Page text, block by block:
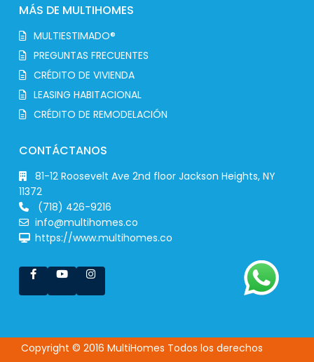
MÁS DE MULTIHOMES
MULTIESTIMADO®
PREGUNTAS FRECUENTES
CRÉDITO DE VIVIENDA
LEASING HABITACIONAL
CRÉDITO DE REMODELACIÓN
CONTÁCTANOS
81-12 Roosevelt Ave 2nd floor Jackson Heights, NY
11372
(718) 426-9216
info@multihomes.co
https://www.multihomes.co
Copyright © 2016 MultiHomes Todos los derechos